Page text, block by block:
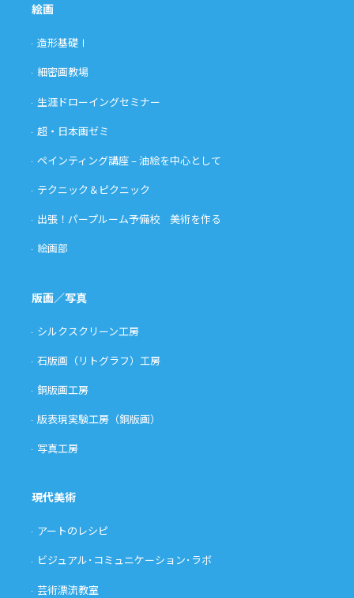
絵画
造形基礎Ⅰ
細密画教場
生涯ドローイングセミナー
超・日本画ゼミ
ペインティング講座 – 油絵を中心として
テクニック＆ピクニック
出張！パープルーム予備校 美術を作る
絵画部
版画／写真
シルクスクリーン工房
石版画（リトグラフ）工房
銅版画工房
版表現実験工房（銅版画）
写真工房
現代美術
アートのレシピ
ビジュアル･コミュニケーション･ラボ
芸術漂流教室